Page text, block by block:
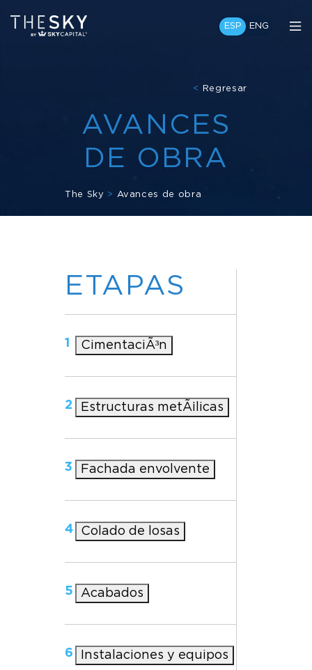
ESP ENG
The Sky > Avances de obra
AVANCES
DE OBRA
< Regresar
ETAPAS
1 CimentaciÃ³n
2 Estructuras metÃ¡licas
3 Fachada envolvente
4 Colado de losas
5 Acabados
6 Instalaciones y equipos